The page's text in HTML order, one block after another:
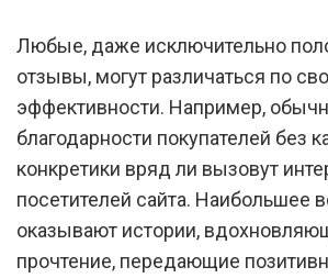
Любые, даже исключительно
отзывы, могут различаться по
эффективности. Например,
благодарности покупателей без
конкретики вряд ли вызовут
посетителей сайта. Наибольшее
оказывают истории,
прочтение, передающие